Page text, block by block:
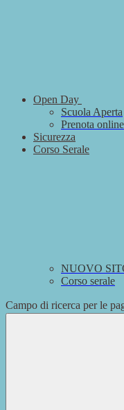
Open Day
Scuola Aperta
Prenota online
Sicurezza
Corso Serale
NUOVO
Corso serale
Campo di ricerca per le